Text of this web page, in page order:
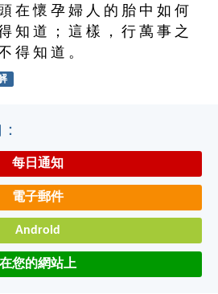
在 懷 孕 婦 人 的 胎 中 如 何
知 道 ； 這 樣 ， 行 萬 事 之
得 知 道 。
每日通知
電子郵件
Android
在您的網站上